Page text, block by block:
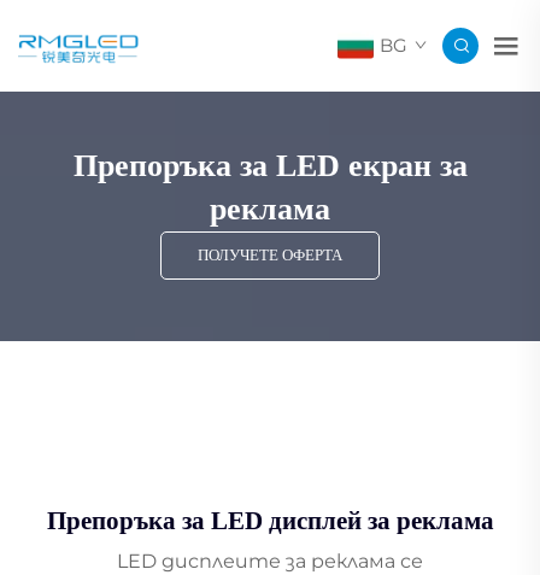
BG
Препоръка за LED екран за
реклама
ПОЛУЧЕТЕ ОФЕРТА
Препоръка за LED дисплей за реклама
LED дисплеите за реклама се